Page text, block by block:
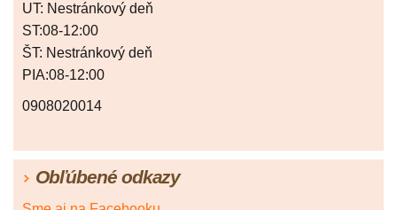
UT: Nestránkový deň
ST:08-12:00
ŠT: Nestránkový deň
PIA:08-12:00
0908020014
Obľúbené odkazy